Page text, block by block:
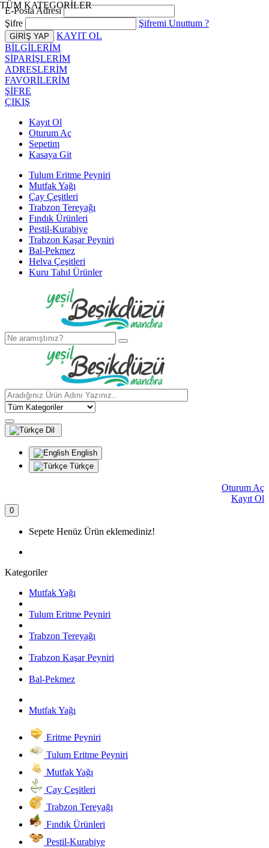
E-Posta Adresi
Şifre
Şifremi Unuttum ?
KAYIT OL
BİLGİLERİM
SİPARİŞLERİM
ADRESLERİM
FAVORİLERİM
ŞİFRE
ÇIKIŞ
Kayıt Ol
Oturum Aç
Sepetim
Kasaya Git
Tulum Eritme Peyniri
Mutfak Yağı
Çay Çeşitleri
Trabzon Tereyağı
Fındık Ürünleri
Pestil-Kurabiye
Trabzon Kaşar Peyniri
Bal-Pekmez
Helva Çeşitleri
Kuru Tahıl Ürünler
Dil
English
Türkçe
Oturum Aç
Kayıt Ol
0
Sepete Henüz Ürün eklemediniz!
TÜM KATEGORİLER
Kategoriler
Mutfak Yağı
Tulum Eritme Peyniri
Trabzon Tereyağı
Trabzon Kaşar Peyniri
Bal-Pekmez
Mutfak Yağı
Eritme Peyniri
Tulum Eritme Peyniri
Mutfak Yağı
Çay Çeşitleri
Trabzon Tereyağı
Fındık Ürünleri
Pestil-Kurabiye